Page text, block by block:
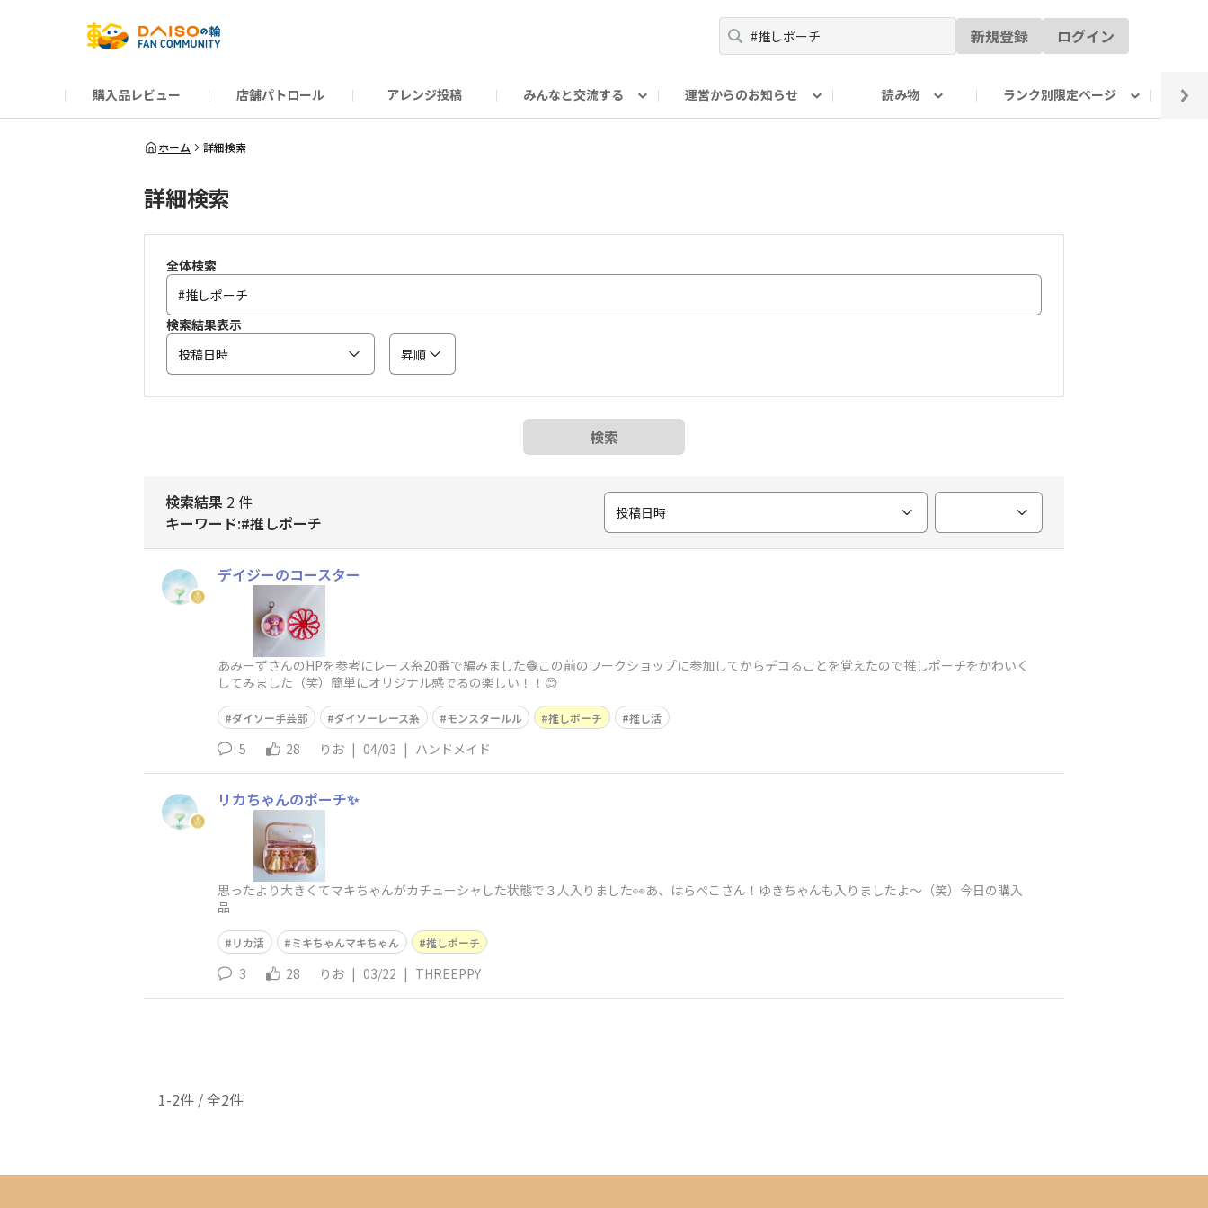
新規登録 ログイン
購入品レビュー 店舗パトロール アレンジ投稿 みんなと交流する
だんぜんトーク
運営からのお知らせ
運営からのお知らせ
読み物
ーSP Blogー
ランク別限定ページ
プレゼントキャンペーン
1周年記念キャンペーン
公式ホームページ
ホーム 詳細検索
詳細検索
全体検索
検索結果表示
投稿日時
昇順
検索
検索結果 2 件
キーワード:#推しポーチ
投稿日時
デイジーのコースター
あみーずさんのHPを参考にレース糸20番で編みました🧶この前のワークショップに参加してからデコることを覚えたので推しポーチをかわいく
してみました（笑）簡単にオリジナル感でるの楽しい！！😊
ダイソー手芸部 ダイソーレース糸 モンスタールル 推しポーチ 推し活
5 28 りお | 04/03 | ハンドメイド
リカちゃんのポーチ✨
思ったより大きくてマキちゃんがカチューシャした状態で３人入りました👀あ、はらぺこさん！ゆきちゃんも入りましたよ〜（笑）今日の購入
品
リカ活 ミキちゃんマキちゃん 推しポーチ
3 28 りお | 03/22 | THREEPPY
1-2件 / 全2件